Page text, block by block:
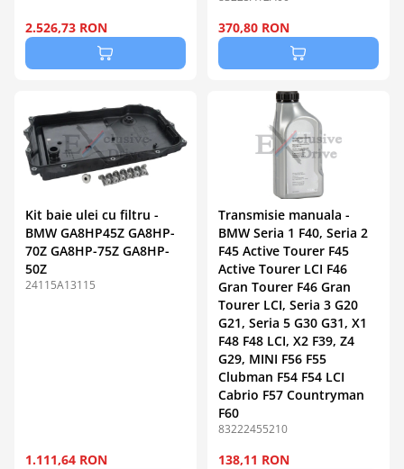
2.526,73 RON 370,80 RON
Kit baie ulei cu filtru -
BMW GA8HP45Z GA8HP-
70Z GA8HP-75Z GA8HP-
50Z
24115A13115
1.111,64 RON
Transmisie manuala -
BMW Seria 1 F40, Seria 2
F45 Active Tourer F45
Active Tourer LCI F46
Gran Tourer F46 Gran
Tourer LCI, Seria 3 G20
G21, Seria 5 G30 G31, X1
F48 F48 LCI, X2 F39, Z4
G29, MINI F56 F55
Clubman F54 F54 LCI
Cabrio F57 Countryman
F60
83222455210
138,11 RON